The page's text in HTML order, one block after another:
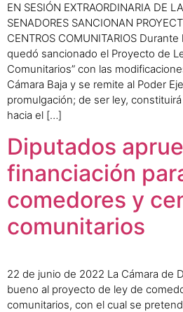
EN SESIÓN EXTRAORDINARIA DE
SENADORES SANCIONAN
CENTROS COMUNITARIOS
quedó sancionado el Proyecto de
Comunitarios” con las
Cámara Baja y se remite al Poder
promulgación; de ser ley,
hacia el […]
Diputados
financiación
comedores y
comunitarios
22 de junio de 2022 La Cámara de
bueno al proyecto de ley de
comunitarios, con el cual se